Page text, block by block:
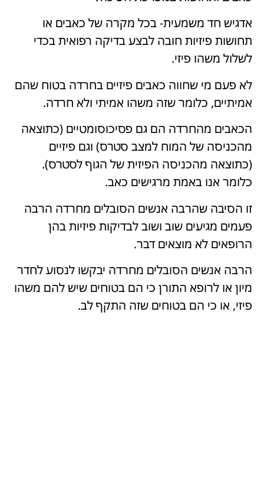
אדגיש חד משמעית- בכל מקרה של כאבים או
תחושות פיזיות חובה לבצע בדיקה רפואית בכדי
לשלול משהו פיזי.
לא פעם מי שחווה כאבים פיזיים בחרדה בטוח שהם
אמיתיים, כלומר שזה משהו אמיתי ולא חרדה.
הכאבים מהחרדה הם גם פסיכוסומטיים (כתוצאה
מהכניסה של המוח למצב סטרס) וגם פיזיים
(כתוצאה מהכניסה הפיזית של הגוף לסטרס).
כלומר אנו באמת מרגישים כאב.
זו הסיבה שהרבה אנשים הסובלים מחרדה הרבה
פעמים מגיעים שוב ושוב לבדיקות פיזיות בהן
הרופאים לא מוצאים דבר.
הרבה אנשים הסובלים מחרדה יבקשו לנסוע לחדר
מיון או לרופא התורן כי הם בטוחים שיש להם משהו
פיזי, או כי הם בטוחים שזה התקף לב.